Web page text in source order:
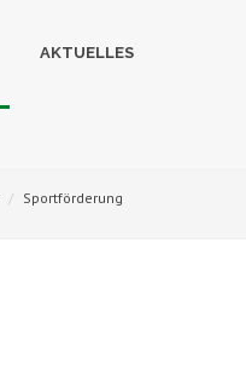
AKTUELLES
Sportförderung